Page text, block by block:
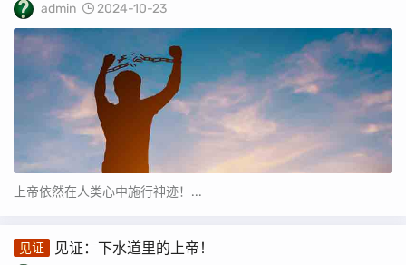
admin 2024-10-23
上帝依然在人类心中施行神迹！...
见证 见证：下水道里的上帝！